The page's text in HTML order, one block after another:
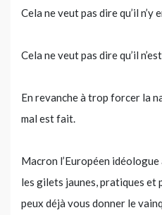
Cela ne veut pas dire qu’il n’y
Cela ne veut pas dire qu’il
En revanche à trop forcer la
mal est fait.
Macron l’Européen
les gilets jaunes, pratiques et
peux déjà vous donner le